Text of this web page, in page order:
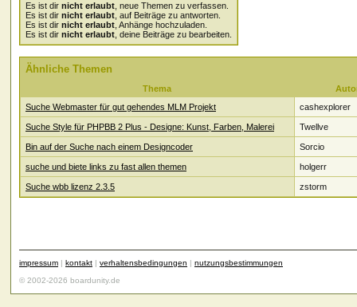
Es ist dir nicht erlaubt , neue Themen zu verfassen.
Es ist dir nicht erlaubt , auf Beiträge zu antworten.
Es ist dir nicht erlaubt , Anhänge hochzuladen.
Es ist dir nicht erlaubt , deine Beiträge zu bearbeiten.
Ähnliche Themen
Thema
Suche Webmaster für gut gehendes MLM Projekt
cashexplorer
Suche Style für PHPBB 2 Plus - Designe: Kunst, Farben, Malerei Twellve
Bin auf der Suche nach einem Designcoder Sorcio
suche und biete links zu fast allen themen holgerr
Suche wbb lizenz 2.3.5 zstorm
impressum | kontakt | verhaltensbedingungen | nutzungsbestimmungen
© 2002-2026 boardunity.de